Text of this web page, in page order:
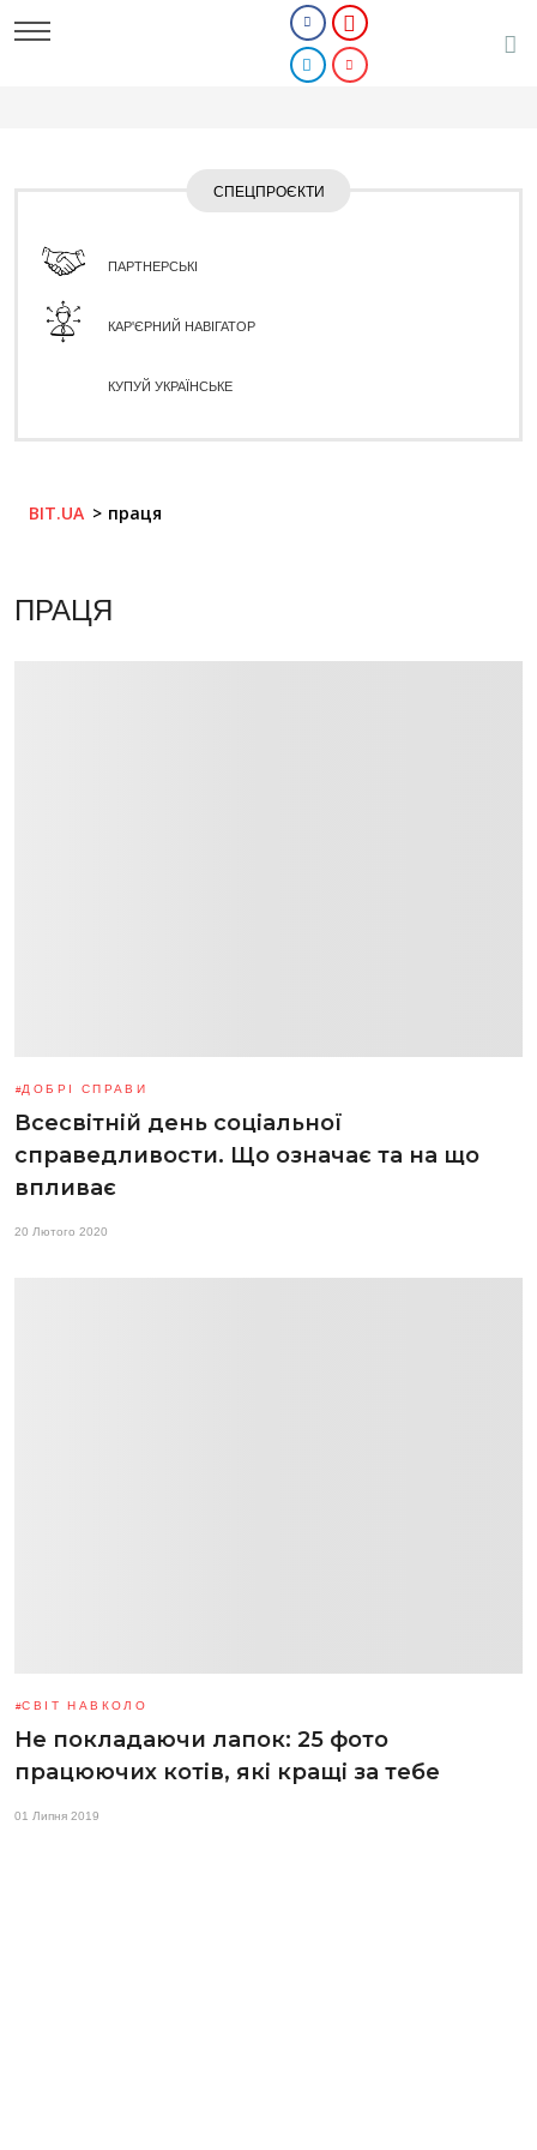
СПЕЦПРОЄКТИ
ПАРТНЕРСЬКІ
КАР'ЄРНИЙ НАВІГАТОР
КУПУЙ УКРАЇНСЬКЕ
BIT.UA праця
ПРАЦЯ
ДОБРІ СПРАВИ
Всесвітній день соціальної
справедливости. Що означає та на що
впливає
20 Лютого 2020
СВІТ НАВКОЛО
Не покладаючи лапок: 25 фото
працюючих котів, які кращі за тебе
01 Липня 2019